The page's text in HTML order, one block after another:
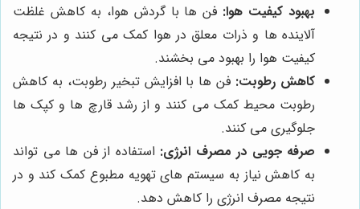
بهبود کیفیت هوا: فن ها با گردش هوا، به کاهش غلظت
آلاینده ها و ذرات معلق در هوا کمک می کنند و در نتیجه
کیفیت هوا را بهبود می بخشند.
کاهش رطوبت: فن ها با افزایش تبخیر رطوبت، به کاهش
رطوبت محیط کمک می کنند و از رشد قارچ ها و کپک ها
جلوگیری می کنند.
صرفه جویی در مصرف انرژی: استفاده از فن ها می تواند
به کاهش نیاز به سیستم های تهویه مطبوع کمک کند و در
نتیجه مصرف انرژی را کاهش دهد.